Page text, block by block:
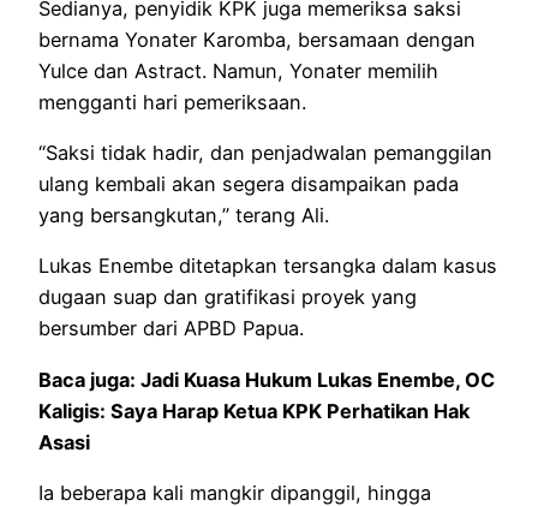
Sedianya, penyidik KPK juga memeriksa saksi
bernama Yonater Karomba, bersamaan dengan
Yulce dan Astract. Namun, Yonater memilih
mengganti hari pemeriksaan.
“Saksi tidak hadir, dan penjadwalan pemanggilan
ulang kembali akan segera disampaikan pada
yang bersangkutan,” terang Ali.
Lukas Enembe ditetapkan tersangka dalam kasus
dugaan suap dan gratifikasi proyek yang
bersumber dari APBD Papua.
Baca juga: Jadi Kuasa Hukum Lukas Enembe, OC
Kaligis: Saya Harap Ketua KPK Perhatikan Hak
Asasi
Ia beberapa kali mangkir dipanggil, hingga